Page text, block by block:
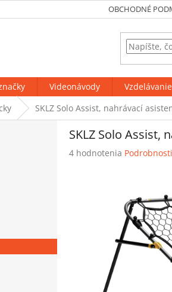
OBCHODNÉ
Videonávody Vzdelávanie
SKLZ Solo Assist, nahrávací
SKLZ Solo Assist,
Priemerné
4 hodnotenia